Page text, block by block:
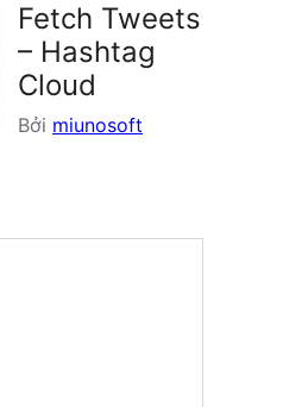
Fetch Tweets
– Hashtag
Cloud
Bởi miunosoft